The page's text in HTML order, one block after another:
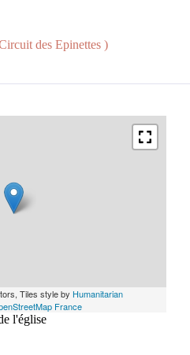
des Epinettes )
Tiles style by Humanitarian
France
l'église